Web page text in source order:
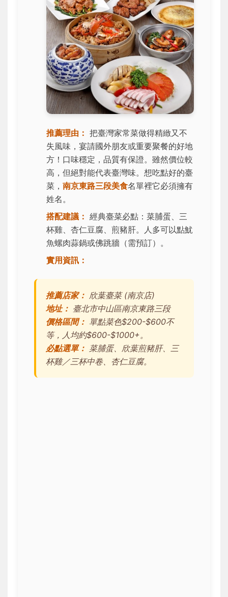
推薦理由： 把臺灣家常菜做得精緻又不
失風味，宴請國外朋友或重要聚餐的好地
方！口味穩定，品質有保證。雖然價位較
高，但絕對能代表臺灣味。想吃點好的臺
菜， 南京東路三段美食名單裡它必須擁有
姓名。
搭配建議： 經典臺菜必點：菜脯蛋、三
杯雞、杏仁豆腐、煎豬肝。人多可以點魷
魚螺肉蒜鍋或佛跳牆（需預訂）。
實用資訊：
推薦店家： 欣葉臺菜 (南京店)
地址： 臺北市中山區南京東路三段
價格區間： 單點菜色$200-$600不
等，人均約$600-$1000+。
必點選單： 菜脯蛋、欣葉煎豬肝、三
杯雞／三杯中卷、杏仁豆腐。